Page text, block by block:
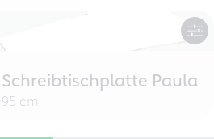
Schreibtischplatte Paula
95 cm